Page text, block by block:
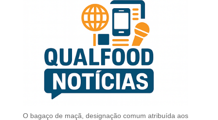
O bagaço de maçã, designação comum atribuída aos